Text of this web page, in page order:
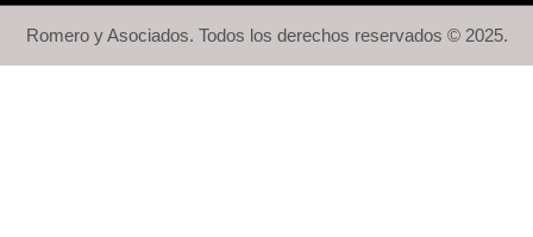
Romero y Asociados. Todos los derechos reservados © 2025.